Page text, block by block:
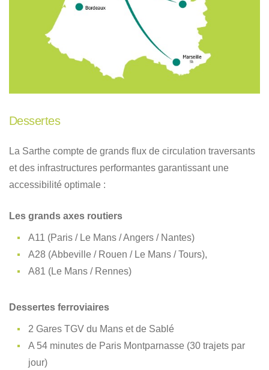
Dessertes
La Sarthe compte de grands flux de circulation traversants
et des infrastructures performantes garantissant une
accessibilité optimale :
Les grands axes routiers
A11 (Paris / Le Mans / Angers / Nantes)
A28 (Abbeville / Rouen / Le Mans / Tours),
A81 (Le Mans / Rennes)
Dessertes ferroviaires
2 Gares TGV du Mans et de Sablé
A 54 minutes de Paris Montparnasse (30 trajets par
jour)